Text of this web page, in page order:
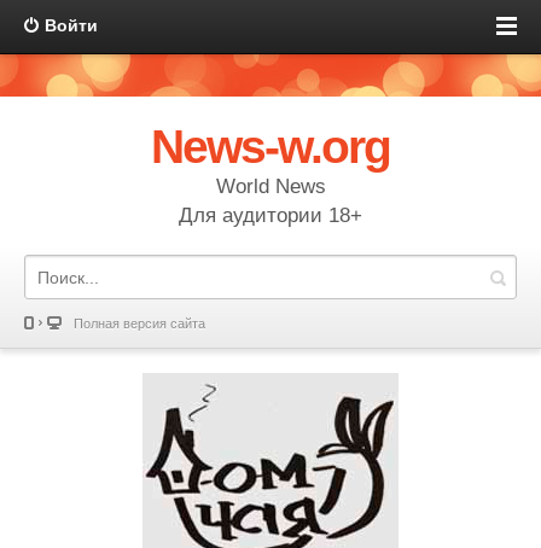
Войти
News-w.org
World News
Для аудитории 18+
Полная версия сайта